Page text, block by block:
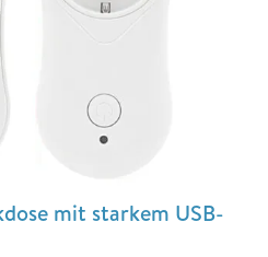
mit starkem USB-